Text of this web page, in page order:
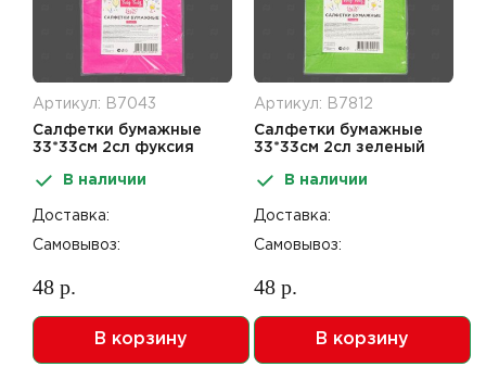
Артикул: В7043
Салфетки бумажные
33*33см 2сл фуксия
В наличии
Доставка:
Самовывоз:
48 р.
В корзину
Артикул: В7812
Салфетки бумажные
33*33см 2сл зеленый
В наличии
Доставка:
Самовывоз:
48 р.
В корзину